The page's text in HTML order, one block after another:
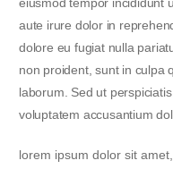
aute irure dolor in
dolore eu fugiat nulla
non proident, sunt in culpa
laborum. Sed ut
voluptatem accusantium
lorem ipsum dolor sit